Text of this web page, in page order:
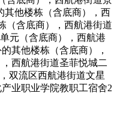
其他楼栋（含底商），西
（含底商），西航港街道
元（含底商），西航港
其他楼栋（含底商），
西航港街道圣菲悦城二
双流区西航港街道文星
业职业学院教职工宿舍2